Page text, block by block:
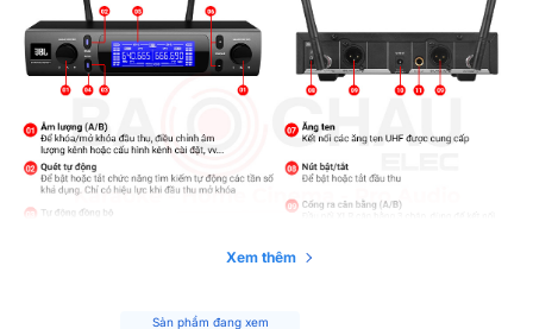
Kích thước micro 21x5x21cm
Trọng lượng
Xem thêm
Sản phẩm đang xem